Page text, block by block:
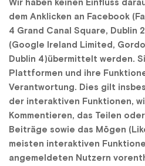
Wir haben keinen Einfluss
dem Anklicken an Facebook
4 Grand Canal Square, Dublin
(Google Ireland Limited,
Dublin 4)übermittelt werden.
Plattformen und ihre
Verantwortung. Dies gilt
der interaktiven Funktionen,
Kommentieren, das Teilen
Beiträge sowie das Mögen
meisten interaktiven
angemeldeten Nutzern